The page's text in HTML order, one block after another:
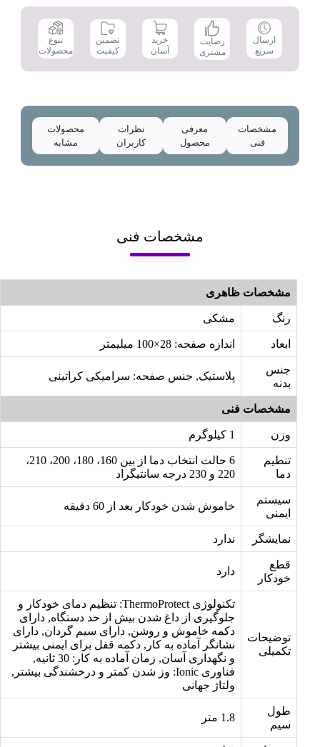
ارسال
سریع
رضایت
مشتری
خرید
آسان
تضمین
کیفیت
تنوع
محصولات
مشخصات
فنی
معرفی
محصول
نظرات
کاربران
محصولات
مشابه
مشخصات فنی
مشخصات ظاهری
رنگ مشکی
ابعاد اندازه صفحه: 28×100 میلیمتر
جنس
بدنه
پلاستیک, جنس صفحه: سرامیکی کراتینی
مشخصات فنی
وزن
تنطیم
دما
6 حالت انتخاب دما از بین 160، 180، 200، 210،
220 و 230 درجه سانتیگراد
سیستم
ایمنی
خاموش شدن خودکار بعد از 60 دقیقه
نمایشگر ندارد
قطع
خودکار
دارد
توضیحات
تکمیلی
تکنولوژی ThermoProtect: تنظیم دمای خودکار و
جلوگیری از داغ شدن بیش از حد دستگاه, دارای
دکمه خاموش و روشن, دارای سیم گردان, دارای
نشانگر آماده به کار, دکمه قفل برای ایمنی بیشتر
و نگهداری آسان, زمان آماده به کار: 30 ثانیه,
فناوری Ionic: وز شدن کمتر و درخشندگی بیشتر,
ولتاژ جهانی
طول
سیم
1.8 متر